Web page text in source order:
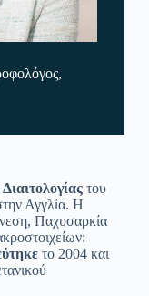
του
Αγγλία. Η
Παχυσαρκία
το 2004 και